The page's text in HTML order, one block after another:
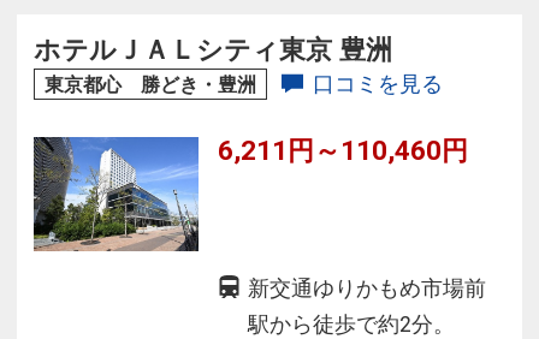
ホテルＪＡＬシティ東京 豊洲
東京都心 勝どき・豊洲 口コミを見る
6,211円～110,460円
新交通ゆりかもめ市場前
駅から徒歩で約2分。